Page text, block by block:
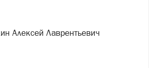
Алексей Лаврентьевич